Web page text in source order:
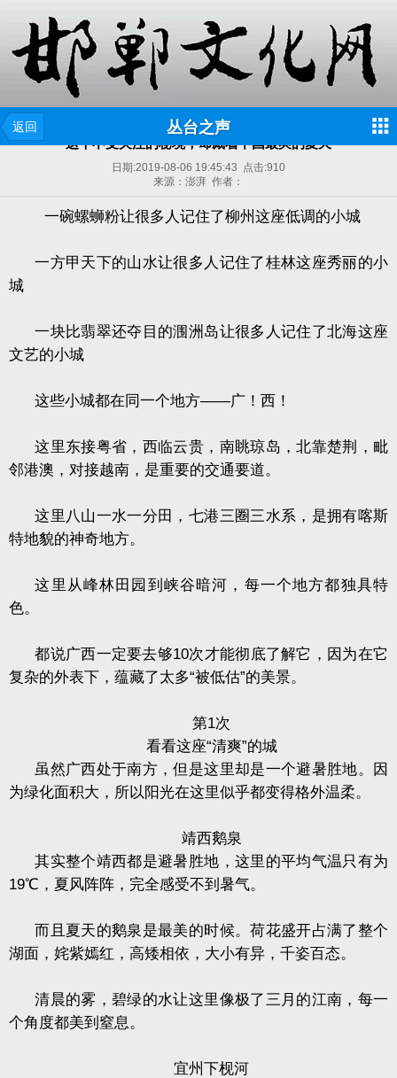
返回 丛台之声
这个不受关注的秘境，却藏着中国最爽的夏天
日期:2019-08-06 19:45:43 点击:910
来源：澎湃 作者：
一碗螺蛳粉让很多人记住了柳州这座低调的小城
一方甲天下的山水让很多人记住了桂林这座秀丽的小
城
一块比翡翠还夺目的涠洲岛让很多人记住了北海这座
文艺的小城
这些小城都在同一个地方——广！西！
这里东接粤省，西临云贵，南眺琼岛，北靠楚荆，毗
邻港澳，对接越南，是重要的交通要道。
这里八山一水一分田，七港三圈三水系，是拥有喀斯
特地貌的神奇地方。
这里从峰林田园到峡谷暗河，每一个地方都独具特
色。
都说广西一定要去够10次才能彻底了解它，因为在它
复杂的外表下，蕴藏了太多“被低估”的美景。
第1次
看看这座“清爽”的城
虽然广西处于南方，但是这里却是一个避暑胜地。因
为绿化面积大，所以阳光在这里似乎都变得格外温柔。
靖西鹅泉
其实整个靖西都是避暑胜地，这里的平均气温只有为
19℃，夏风阵阵，完全感受不到暑气。
而且夏天的鹅泉是最美的时候。荷花盛开占满了整个
湖面，姹紫嫣红，高矮相依，大小有异，千姿百态。
清晨的雾，碧绿的水让这里像极了三月的江南，每一
个角度都美到窒息。
宜州下枧河